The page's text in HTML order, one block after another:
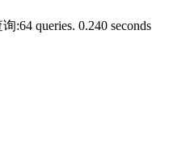
:64 queries. 0.240 seconds